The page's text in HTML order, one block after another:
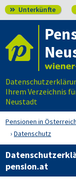
 Unterkünfte
Ihrem Verzeichnis
Neustadt
Pensionen in Österreich
Datenschutz
pension.at